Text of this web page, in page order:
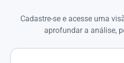
Cadastre-se e acesse uma
aprofundar a análise,